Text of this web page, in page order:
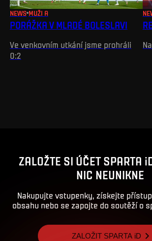
NEWS MUŽI A
PORÁŽKA V MLADÉ BOLESLAVI
Ve venkovním utkání jsme prohráli
0:2
ZALOŽTE SI ÚČET SPARTA
NIC NEUNIKNE
Nakupujte vstupenky, získejte
obsahu nebo se zapojte do soutěží o
ZALOŽIT SPARTA iD